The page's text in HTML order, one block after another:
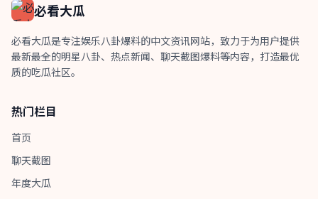
必看大瓜
必看大瓜是专注娱乐八卦爆料的中文资讯网站，致力于为用户提供
最新最全的明星八卦、热点新闻、聊天截图爆料等内容，打造最优
质的吃瓜社区。
热门栏目
首页
聊天截图
年度大瓜